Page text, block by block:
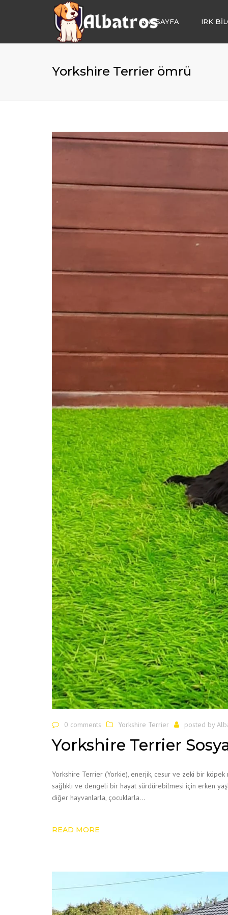
ANASAYFA IRK
KÖPEK OTELİ
KÖPEK
YAVRU
Yorkshire Terrier ömrü
0 comments Yorkshire Terrier posted by
Yorkshire Terrier
Yorkshire Terrier (Yorkie), enerjik, cesur ve zeki bir
sağlıklı ve dengeli bir hayat sürdürebilmesi için erken
diğer hayvanlarla, çocuklarla…
READ MORE